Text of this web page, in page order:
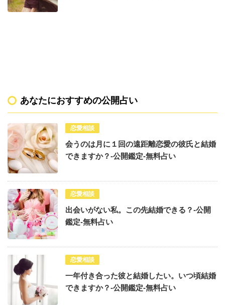
あなたにおすすめの公開占い
恋愛相談
会うのは月に１回の遠距離恋愛の彼氏と結婚
できますか？-公開鑑定-無料占い
恋愛相談
出会いがない私。この先結婚できる？-公開
鑑定-無料占い
恋愛相談
一年付き合った彼と結婚したい。いつ頃結婚
できますか？-公開鑑定-無料占い